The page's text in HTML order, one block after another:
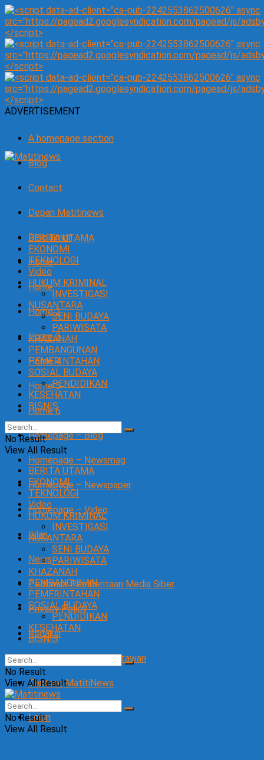
ADVERTISEMENT
A homepage section
Blog
Contact
Depan Matitinews
Disclaimer
Home
Home
Home 2
Home 3
Home 4
Home 5
Home 6
Homepage – Blog
Homepage – Newsmag
Homepage – Newspaper
Homepage – Video
Iklan
News
Pedoman Pemberitaan Media Siber
Privacy Policy
Redaksi
SOP Perlindungan Wartawan
Tentang MatitiNews
Login
BERITA UTAMA
EKONOMI
TEKNOLOGI
Video
HUKUM KRIMINAL
INVESTIGASI
NUSANTARA
SENI BUDAYA
PARIWISATA
KHAZANAH
PEMBANGUNAN
PEMERINTAHAN
SOSIAL BUDAYA
PENDIDIKAN
KESEHATAN
BISNIS
No Result
View All Result
BERITA UTAMA
EKONOMI
TEKNOLOGI
Video
HUKUM KRIMINAL
INVESTIGASI
NUSANTARA
SENI BUDAYA
PARIWISATA
KHAZANAH
PEMBANGUNAN
PEMERINTAHAN
SOSIAL BUDAYA
PENDIDIKAN
KESEHATAN
BISNIS
No Result
View All Result
No Result
View All Result